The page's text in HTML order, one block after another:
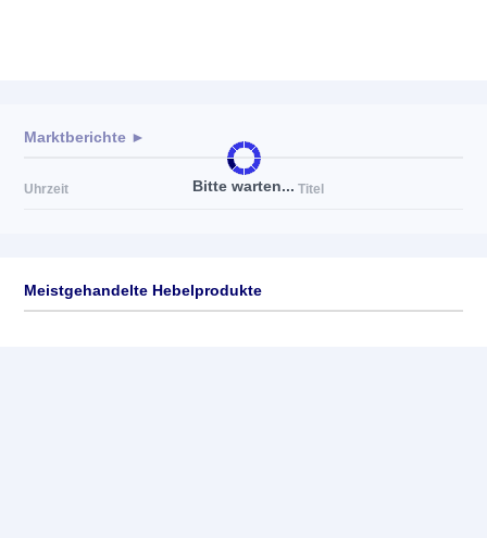
Bitte warten...
Marktberichte ►
Uhrzeit Titel
Meistgehandelte Hebelprodukte